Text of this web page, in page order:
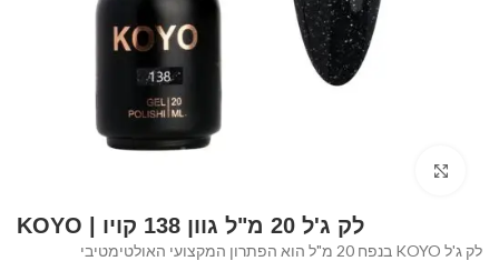
לק ג'ל 20 מ"ל גוון 138 קויו | KOYO
לק ג'ל KOYO בנפח 20 מ"ל הוא הפתרון המקצועי האולטימטיבי